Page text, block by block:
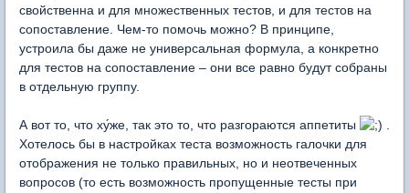
свойственна и для множественных тестов, и для тестов на
сопоставление. Чем-то помочь можно? В принципе,
устроила бы даже не универсальная формула, а конкретно
для тестов на сопоставление – они все равно будут собраны
в отдельную группу.
А вот то, что ху́же, так это то, что разгораются аппетиты
Хотелось бы в настройках теста возможность галочки для
отображения не только правильных, но и неотвеченных
вопросов (то есть возможность пропущенные тесты при